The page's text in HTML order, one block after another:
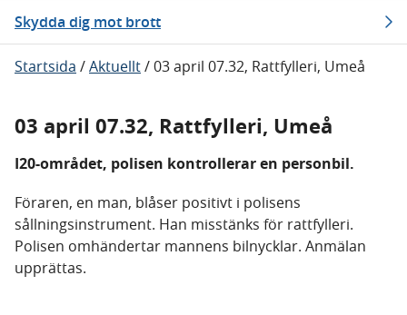
Skydda dig mot brott
Startsida /Aktuellt/03 april 07.32, Rattfylleri, Umeå
03 april 07.32, Rattfylleri, Umeå
I20-området, polisen kontrollerar en personbil.
Föraren, en man, blåser positivt i polisens
sållningsinstrument. Han misstänks för rattfylleri.
Polisen omhändertar mannens bilnycklar. Anmälan
upprättas.